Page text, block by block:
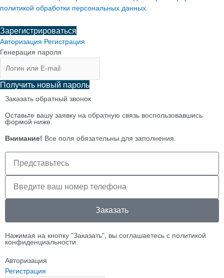
политикой обработки персональных данных.
Зарегистрироваться
Авторизация Регистрация
Генерация пароля
Получить новый пароль
Заказать обратный звонок
Оставьте вашу заявку на обратную связь воспользовавшись
формой ниже.
Внимание! Все поля обязательны для заполнения.
Имя
клиента
Телефон
клиента
Заказать
Нажимая на кнопку "Заказать", вы соглашаетесь с политикой
конфиденциальности.
Авторизация
Регистрация